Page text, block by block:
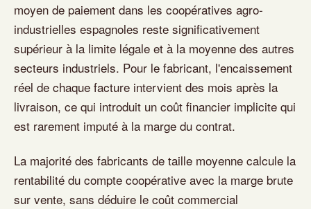
moyen de paiement dans les coopératives agro-
industrielles espagnoles reste significativement
supérieur à la limite légale et à la moyenne des autres
secteurs industriels. Pour le fabricant, l'encaissement
réel de chaque facture intervient des mois après la
livraison, ce qui introduit un coût financier implicite qui
est rarement imputé à la marge du contrat.
La majorité des fabricants de taille moyenne calcule la
rentabilité du compte coopérative avec la marge brute
sur vente, sans déduire le coût commercial